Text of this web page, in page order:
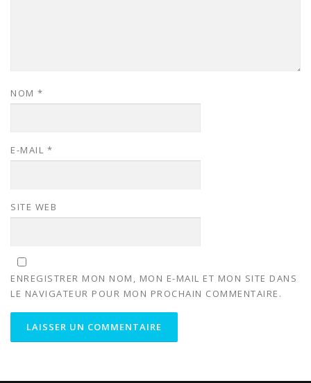
NOM *
E-MAIL *
SITE WEB
ENREGISTRER MON NOM, MON E-MAIL ET MON SITE DANS
LE NAVIGATEUR POUR MON PROCHAIN COMMENTAIRE.